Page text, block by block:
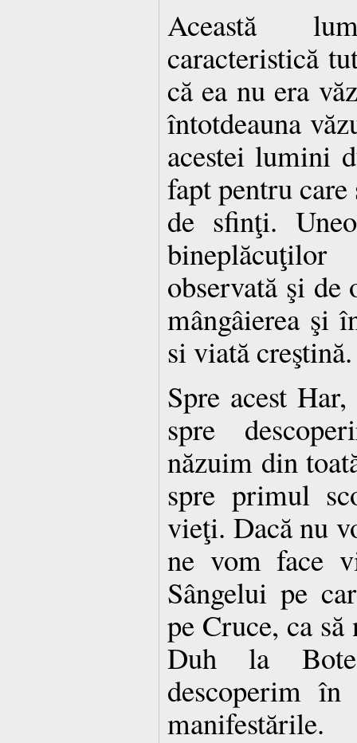
Această
caracteristică
că ea nu era
întotdeauna
acestei lumini
fapt pentru
de sfinţi.
observată şi
mângâierea şi
si viată creştină.
Spre acest
spre
năzuim din
spre primul
vieţi. Dacă nu
ne vom face
Sângelui pe
pe Cruce, ca
Duh la
descoperim
manifestările.